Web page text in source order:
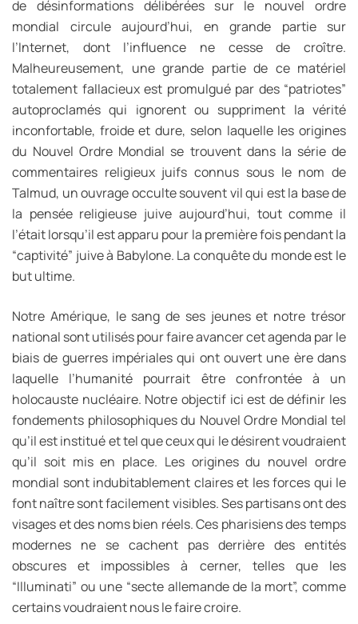
de désinformations délibérées sur le nouvel ordre
mondial circule aujourd’hui, en grande partie sur
l’Internet, dont l’influence ne cesse de croître.
Malheureusement, une grande partie de ce matériel
totalement fallacieux est promulgué par des “patriotes”
autoproclamés qui ignorent ou suppriment la vérité
inconfortable, froide et dure, selon laquelle les origines
du Nouvel Ordre Mondial se trouvent dans la série de
commentaires religieux juifs connus sous le nom de
Talmud, un ouvrage occulte souvent vil qui est la base de
la pensée religieuse juive aujourd’hui, tout comme il
l’était lorsqu’il est apparu pour la première fois pendant la
“captivité” juive à Babylone. La conquête du monde est le
but ultime.
Notre Amérique, le sang de ses jeunes et notre trésor
national sont utilisés pour faire avancer cet agenda par le
biais de guerres impériales qui ont ouvert une ère dans
laquelle l’humanité pourrait être confrontée à un
holocauste nucléaire. Notre objectif ici est de définir les
fondements philosophiques du Nouvel Ordre Mondial tel
qu’il est institué et tel que ceux qui le désirent voudraient
qu’il soit mis en place. Les origines du nouvel ordre
mondial sont indubitablement claires et les forces qui le
font naître sont facilement visibles. Ses partisans ont des
visages et des noms bien réels. Ces pharisiens des temps
modernes ne se cachent pas derrière des entités
obscures et impossibles à cerner, telles que les
“Illuminati” ou une “secte allemande de la mort”, comme
certains voudraient nous le faire croire.